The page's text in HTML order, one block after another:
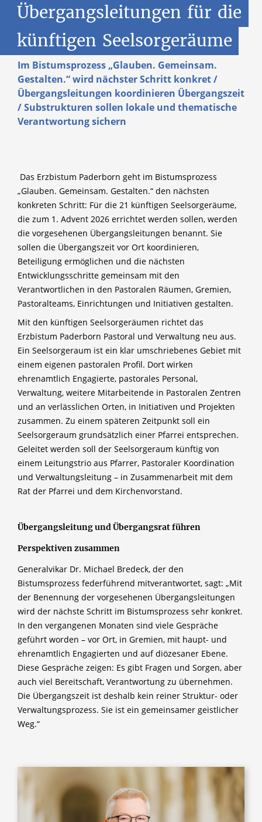
Übergangsleitungen für die
künftigen Seelsorgeräume
Im Bistumsprozess „Glauben. Gemeinsam.
Gestalten.“ wird nächster Schritt konkret /
Übergangsleitungen koordinieren Übergangszeit
/ Substrukturen sollen lokale und thematische
Verantwortung sichern
Das Erzbistum Paderborn geht im Bistumsprozess
„Glauben. Gemeinsam. Gestalten.“ den nächsten
konkreten Schritt: Für die 21 künftigen Seelsorgeräume,
die zum 1. Advent 2026 errichtet werden sollen, werden
die vorgesehenen Übergangsleitungen benannt. Sie
sollen die Übergangszeit vor Ort koordinieren,
Beteiligung ermöglichen und die nächsten
Entwicklungsschritte gemeinsam mit den
Verantwortlichen in den Pastoralen Räumen, Gremien,
Pastoralteams, Einrichtungen und Initiativen gestalten.
Mit den künftigen Seelsorgeräumen richtet das
Erzbistum Paderborn Pastoral und Verwaltung neu aus.
Ein Seelsorgeraum ist ein klar umschriebenes Gebiet mit
einem eigenen pastoralen Profil. Dort wirken
ehrenamtlich Engagierte, pastorales Personal,
Verwaltung, weitere Mitarbeitende in Pastoralen Zentren
und an verlässlichen Orten, in Initiativen und Projekten
zusammen. Zu einem späteren Zeitpunkt soll ein
Seelsorgeraum grundsätzlich einer Pfarrei entsprechen.
Geleitet werden soll der Seelsorgeraum künftig von
einem Leitungstrio aus Pfarrer, Pastoraler Koordination
und Verwaltungsleitung – in Zusammenarbeit mit dem
Rat der Pfarrei und dem Kirchenvorstand.
Übergangsleitung und Übergangsrat führen
Perspektiven zusammen
Generalvikar Dr. Michael Bredeck, der den
Bistumsprozess federführend mitverantwortet, sagt: „Mit
der Benennung der vorgesehenen Übergangsleitungen
wird der nächste Schritt im Bistumsprozess sehr konkret.
In den vergangenen Monaten sind viele Gespräche
geführt worden – vor Ort, in Gremien, mit haupt- und
ehrenamtlich Engagierten und auf diözesaner Ebene.
Diese Gespräche zeigen: Es gibt Fragen und Sorgen, aber
auch viel Bereitschaft, Verantwortung zu übernehmen.
Die Übergangszeit ist deshalb kein reiner Struktur- oder
Verwaltungsprozess. Sie ist ein gemeinsamer geistlicher
Weg.“